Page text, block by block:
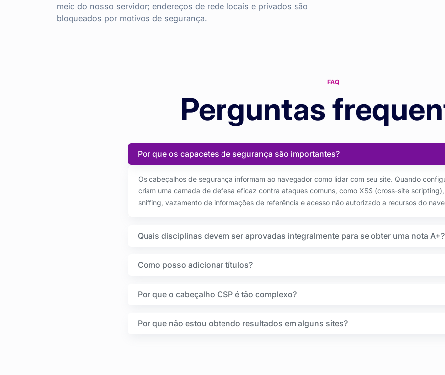
meio do nosso servidor; endereços de rede locais e privados são
bloqueados por motivos de segurança.
FAQ
Perguntas
Por que os capacetes de segurança são importantes?
Os cabeçalhos de segurança informam ao navegador como lidar com seu site. Quando
criam uma camada de defesa eficaz contra ataques comuns, como XSS (cross-site
sniffing, vazamento de informações de referência e acesso não autorizado a recursos do
Quais disciplinas devem ser aprovadas integralmente para se obter uma nota A+?
Como posso adicionar títulos?
Por que o cabeçalho CSP é tão complexo?
Por que não estou obtendo resultados em alguns sites?